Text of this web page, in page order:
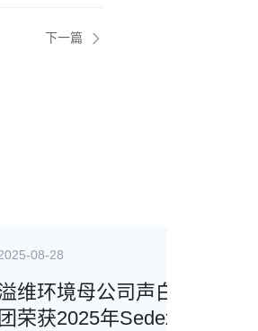
下一篇
境母公司声白集
2025年Sedex供